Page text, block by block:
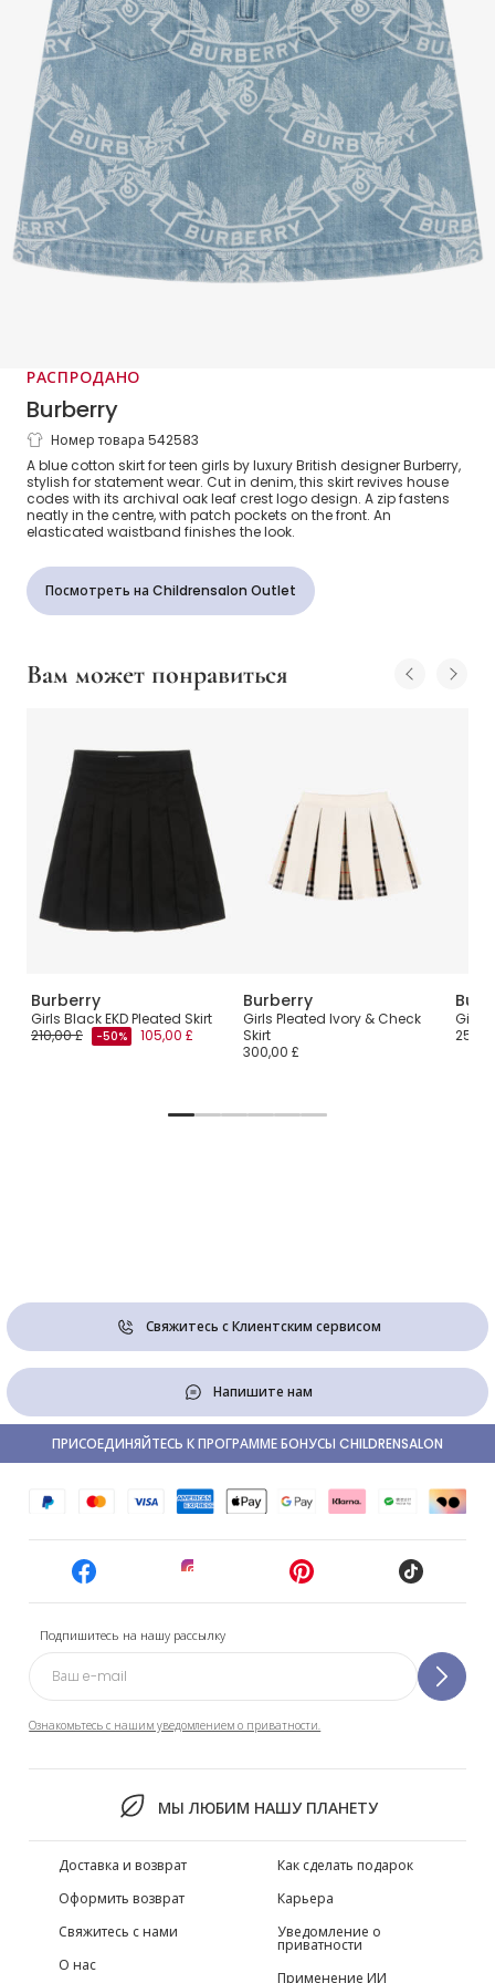
РАСПРОДАНО
Burberry
Голубая юбка с гербом для девочек-
подростков
Номер товара 542583
A blue cotton skirt for teen girls by luxury British designer Burberry,
stylish for statement wear. Cut in denim, this skirt revives house
codes with its archival oak leaf crest logo design. A zip fastens
neatly in the centre, with patch pockets on the front. An
elasticated waistband finishes the look.
Посмотреть на Childrensalon Outlet
Вам может понравиться
Burberry
Girls Black EKD Pleated Skirt
210,00 £
-50% 105,00 £
Burberry
Girls Pleated Ivory & Check
Skirt
300,00 £
Girls
Свяжитесь с Клиентским сервисом
Напишите нам
Подпишитесь на нашу рассылку
Ознакомьтесь с нашим уведомлением о приватности.
МЫ ЛЮБИМ НАШУ ПЛАНЕТУ
ПРИСОЕДИНЯЙТЕСЬ К ПРОГРАММЕ БОНУСЫ CHILDRENSALON
Доставка и возврат
Оформить возврат
Свяжитесь с нами
О нас
Как сделать подарок
Карьера
Уведомление о
приватности
Применение ИИ